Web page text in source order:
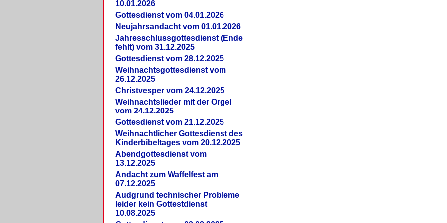
10.01.2026
Gottesdienst vom 04.01.2026
Neujahrsandacht vom 01.01.2026
Jahresschlussgottesdienst (Ende
fehlt) vom 31.12.2025
Gottesdienst vom 28.12.2025
Weihnachtsgottesdienst vom
26.12.2025
Christvesper vom 24.12.2025
Weihnachtslieder mit der Orgel
vom 24.12.2025
Gottesdienst vom 21.12.2025
Weihnachtlicher Gottesdienst des
Kinderbibeltages vom 20.12.2025
Abendgottesdienst vom
13.12.2025
Andacht zum Waffelfest am
07.12.2025
Audgrund technischer Probleme
leider kein Gottestdienst
10.08.2025